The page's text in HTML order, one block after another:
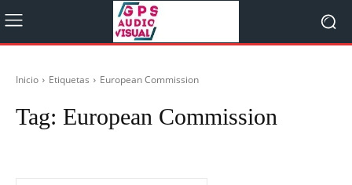
Inicio Etiquetas European Commission
Tag: European Commission